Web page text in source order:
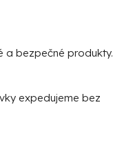
a bezpečné produkty.
expedujeme bez